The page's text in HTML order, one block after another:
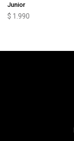
Junior
$ 1.990